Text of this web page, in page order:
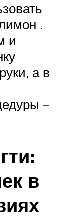
.
и
а в
–
в